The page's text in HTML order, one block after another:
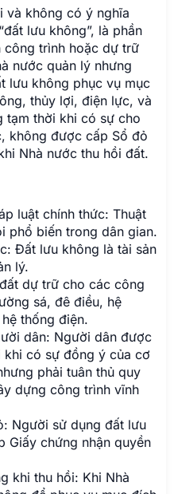
và không có ý nghĩa
lưu không”, là phần
công trình hoặc dự trữ
nước quản lý nhưng
lưu không phục vụ mục
thủy lợi, điện lực, và
tạm thời khi có sự cho
không được cấp Sổ đỏ
Nhà nước thu hồi đất.
luật chính thức: Thuật
phổ biến trong dân gian.
Đất lưu không là tài sản
lý.
dự trữ cho các công
sá, đê điều, hệ
thống điện.
dân: Người dân được
khi có sự đồng ý của cơ
phải tuân thủ quy
dựng công trình vĩnh
Người sử dụng đất lưu
Giấy chứng nhận quyền
khi thu hồi: Khi Nhà